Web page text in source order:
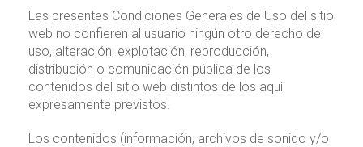
Las presentes Condiciones Generales de Uso del sitio
web no confieren al usuario ningún otro derecho de
uso, alteración, explotación, reproducción,
distribución o comunicación pública de los
contenidos del sitio web distintos de los aquí
expresamente previstos.
Los contenidos (información, archivos de sonido y/o